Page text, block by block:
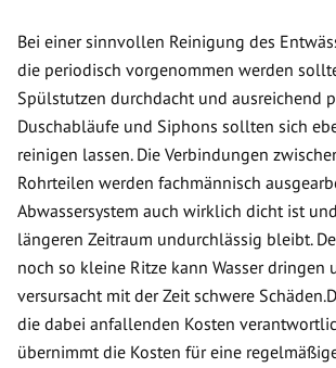
Bei einer sinnvollen Reinigung des
die periodisch vorgenommen werden
Spülstutzen durchdacht und ausreichend
Duschabläufe und Siphons sollten sich
reinigen lassen. Die Verbindungen
Rohrteilen werden fachmännisch
Abwassersystem auch wirklich dicht ist
längeren Zeitraum undurchlässig bleibt.
noch so kleine Ritze kann Wasser dringen
versursacht mit der Zeit schwere
die dabei anfallenden Kosten
übernimmt die Kosten für eine